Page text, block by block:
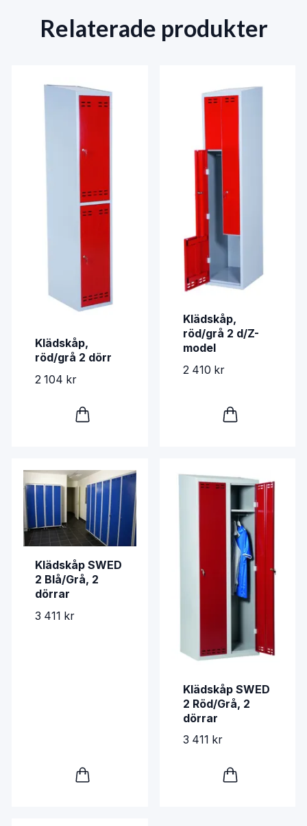
Relaterade produkter
Klädskåp,
röd/grå 2 dörr
2 104 kr
Klädskåp,
röd/grå 2 d/Z-
model
2 410 kr
Klädskåp SWED
2 Blå/Grå, 2
dörrar
3 411 kr
Klädskåp SWED
2 Röd/Grå, 2
dörrar
3 411 kr